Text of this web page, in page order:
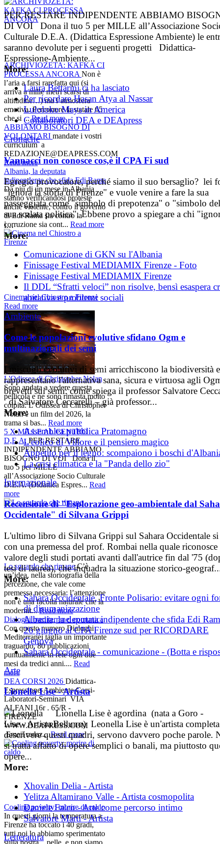
ARCHIVIOZETA: KAFKA CI
PROCESSA ANCORA Non è
l’aria a farsi rarefatta qui (si
arriva a mille metri scarsi di
altitudine…) ma l’atmosfera
emotiva. Percorrere la statale 65
che si ...Read more
ABBIAMO BISOGNO DI
VOLONTARI mandate i vostri
curriculum a
REDAZIONE@DEAPRESS.COM
Read more
Albania, la deputata
indipendente che sfida Edi Rama
Da piu di un mese in Albania
stanno verificandosi proteste
anche violente, contro il governo
di Edi Rama sia contro la
corruzione sia cont... Read more
Cinema nel Chiostro a Firenze
Read more
L'Odissea di Christopher Nolan
Sono andata a vedere questa
pellicola e ne sono rimasta molto
colpita. L’Odissea di Christopher
Nolan è un film del 2026, la
trama si bas... Read more
5 X MILLE AL CENTRO
D,E,A, PER RESTARE
INDIPENDENTE ABBIAMO
BISOGNO DI VOI Dona il
tuo 5 per MILLE
all’Associazione Socio Culturale
D.E.A. (Didattica Espres... Read
more
Lo sguardo che rimaneC’è
un’idea, nella storiografia della
percezione, che vale come
premessa necessaria: l’attenzione
non è una facoltà naturale che la
modernit...Read more
Dialoghi mediterranei comunica
Con questo numero Dialoghi
Mediterranei taglia un importante
traguardo, 80 pubblicazioni
puntualmente in rete ogni due
mesi da tredici anni.... Read
more
DEA CORSI 2026 Didattica-
Espressione-Ambiente Corsi-
Laboratori-Seminari VIA
ALFANI 16r . 65/R -
FIRENZE
WWW.DEAPRESS.COM
Email redaz...Read more
Cooling poverty: morire di caldo
In questi giorni la temperatura a
Firenze ha toccato i 40 gradi,
tutti noi lo abbiamo sperimentato
sulla nostra... pelle, e non siamo
PER RESTARE INDIPENDENTE ABBIAMO
DI VOI Dona il tuo 5 per MILLE all’Associazione
Culturale D.E.A. (Didattica Espressione Ambiente) le
saranno devolute per i seguenti progetti Didattica-
Espressione-Ambiente...
More:
Laura Bettarini ci ha lasciato
Per ricordare Hasan Atya al Nassar
Luloloko Mays in America
Collaboratori DEA e DEApress
Cronache
Vannacci non conosce cos,è il CPA Fi sud
Egregio provocatore, perché siamo il suo bersaglio? lei
"ignora la storia di Firenze" e vuole venire a fare la sua
passeggiata come "simbolo di prepotenza" o "simbolo
sua scalata politica". Ebbene provo a spiegare a chi
i...
More:
Comunicazione di GKN su l'Albania
Finissage Festival MEDIAMIX Firenze - Foto
Finissage Festival MEDIAMIX Firenze
Il DDL “Sfratti veloci” non risolve, bensì esaspera
abitativa e problemi sociali
Ambiente
Come le popolazioni evolutive sfidano Ogm e
multinazionali dei semi
I miscugli evolutivi di semi arricchiscono la biodiversità e
rappresentano l'alternativa sana, sicura e virtuosa agli
brevetti sui semi: come spiega il professor Salvatore
di Salvatore Ceccarelli – già professor...
More:
Assemblea pubblica Pratomagno
L'eolico di Villore e il pensiero magico
Appetito per il legno: scompaiono i boschi
La crisi climatica e la "Panda dello zio"
Internazionale
Recensione di "Esplorazione geo-ambientale dal
Occidentale" di Silvana Grippi
L'ultimo libro di Silvana Grippi sul Sahara Occidentale si
con una premessa del prof. Rombai nella quale
valore degli studi portati avanti dall'autrice fin dal '75
tesi di laurea), che inquadra la situazione storico-
More:
Sahara Occidentale, Fronte Polisario: evitare ogni
di disumanizzazione
Albania, la deputata indipendente che sfida Edi
26 giugno al CPA Firenze sud per RICORDARE
Genova
Sahara Occidentale - comunicazione - (Botta e
Arte
Lionella Lise - Artista
Lionella Lise è agordina (nata a Goro -
Belluno) Leonella Lise è un'artista
descrivere questi quadri, servono davvero poche parole.
si tratta affatto di opere semplici o banali, ma piuttosto
opere...
More:
Xhovalin Delia - Artista
Yelitza Altamirano Valle - Artista cosmopolita
Daniele Falco - Arte come percorso intimo
Salvatore Marti - Artista
Letteratura